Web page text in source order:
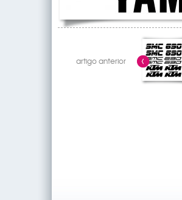
artigo anterior